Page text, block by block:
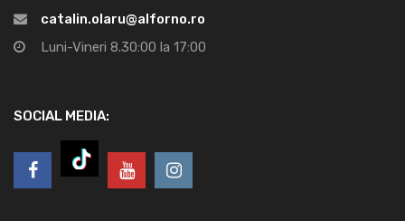
catalin.olaru@alforno.ro
Luni-Vineri 8.30:00 la 17:00
SOCIAL MEDIA: